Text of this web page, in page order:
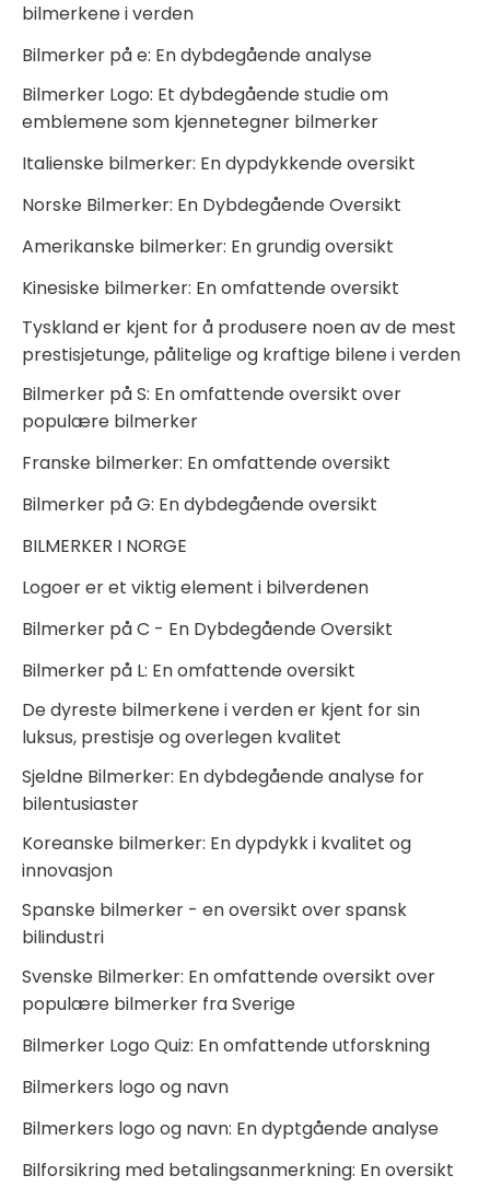
bilmerkene i verden
Bilmerker på e: En dybdegående analyse
Bilmerker Logo: Et dybdegående studie om
emblemene som kjennetegner bilmerker
Italienske bilmerker: En dypdykkende oversikt
Norske Bilmerker: En Dybdegående Oversikt
Amerikanske bilmerker: En grundig oversikt
Kinesiske bilmerker: En omfattende oversikt
Tyskland er kjent for å produsere noen av de mest
prestisjetunge, pålitelige og kraftige bilene i verden
Bilmerker på S: En omfattende oversikt over
populære bilmerker
Franske bilmerker: En omfattende oversikt
Bilmerker på G: En dybdegående oversikt
BILMERKER I NORGE
Logoer er et viktig element i bilverdenen
Bilmerker på C - En Dybdegående Oversikt
Bilmerker på L: En omfattende oversikt
De dyreste bilmerkene i verden er kjent for sin
luksus, prestisje og overlegen kvalitet
Sjeldne Bilmerker: En dybdegående analyse for
bilentusiaster
Koreanske bilmerker: En dypdykk i kvalitet og
innovasjon
Spanske bilmerker - en oversikt over spansk
bilindustri
Svenske Bilmerker: En omfattende oversikt over
populære bilmerker fra Sverige
Bilmerker Logo Quiz: En omfattende utforskning
Bilmerkers logo og navn
Bilmerkers logo og navn: En dyptgående analyse
Bilforsikring med betalingsanmerkning: En oversikt